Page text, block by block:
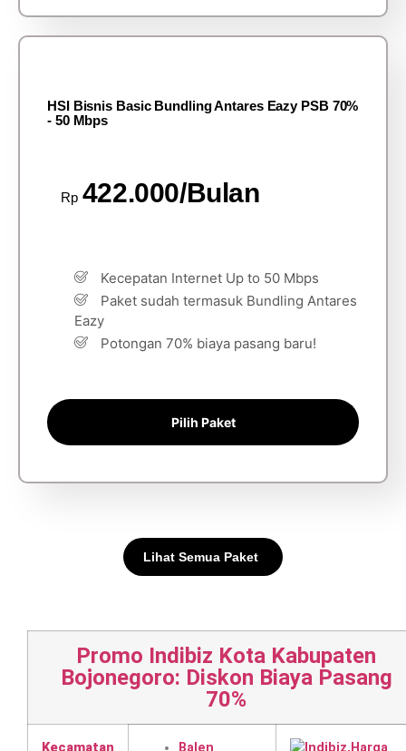
HSI Bisnis Basic Bundling Antares Eazy PSB 70%
- 50 Mbps
Rp 422.000/Bulan
Kecepatan Internet Up to 50 Mbps
Paket sudah termasuk Bundling Antares
Eazy
Potongan 70% biaya pasang baru!
Pilih Paket
Lihat Semua Paket
Promo Indibiz Kota Kabupaten
Bojonegoro: Diskon Biaya Pasang
70%
Kecamatan
Balen